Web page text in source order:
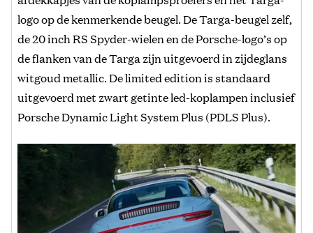
logo op de kenmerkende beugel. De Targa-beugel zelf,
de 20 inch RS Spyder-wielen en de Porsche-logo’s op
de flanken van de Targa zijn uitgevoerd in zijdeglans
witgoud metallic. De limited edition is standaard
uitgevoerd met zwart getinte led-koplampen inclusief
Porsche Dynamic Light System Plus (PDLS Plus).